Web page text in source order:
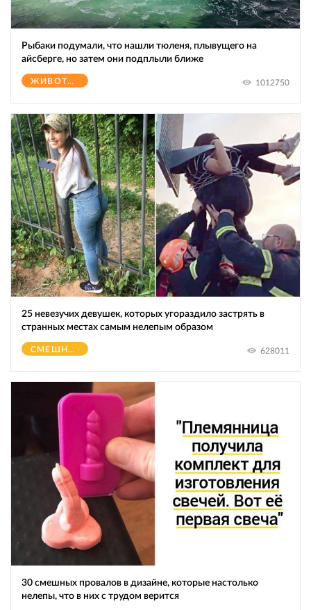
Рыбаки подумали, что нашли тюленя, плывущего на
айсберге, но затем они подплыли ближе
ЖИВОТНЫЕ 1012750
25 невезучих девушек, которых угораздило застрять в
странных местах самым нелепым образом
СМЕШНОЕ 628011
30 смешных провалов в дизайне, которые настолько
нелепы, что в них с трудом верится